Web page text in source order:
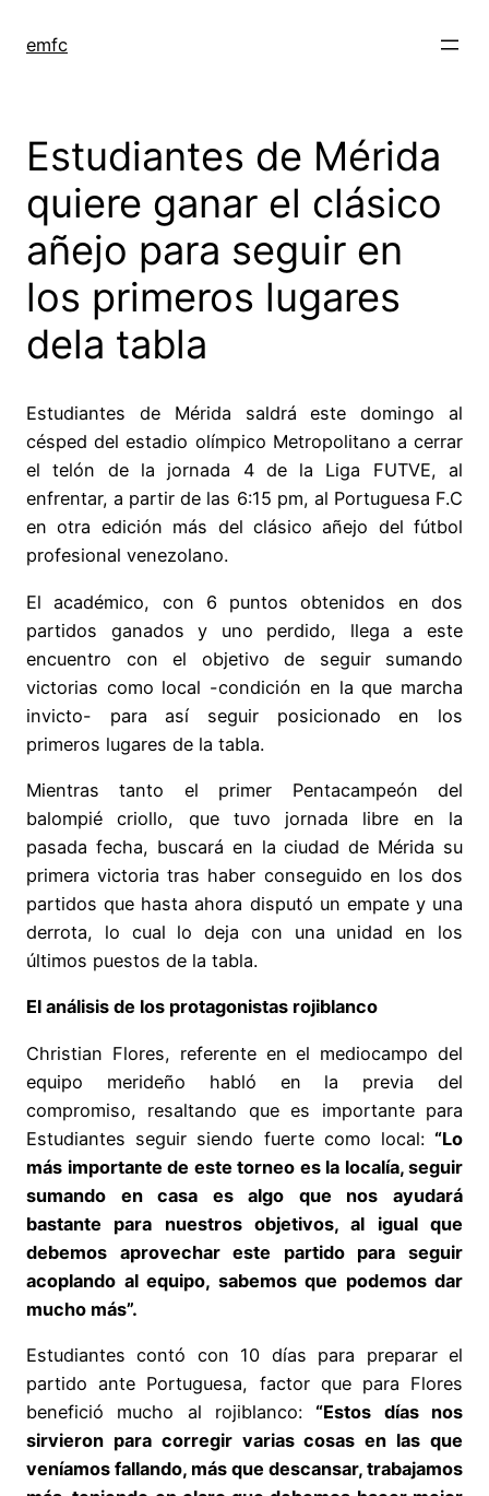
emfc
Estudiantes de Mérida
quiere ganar el clásico
añejo para seguir en
los primeros lugares
dela tabla
Estudiantes de Mérida saldrá este domingo al
césped del estadio olímpico Metropolitano a cerrar
el telón de la jornada 4 de la Liga FUTVE, al
enfrentar, a partir de las 6:15 pm, al Portuguesa F.C
en otra edición más del clásico añejo del fútbol
profesional venezolano.
El académico, con 6 puntos obtenidos en dos
partidos ganados y uno perdido, llega a este
encuentro con el objetivo de seguir sumando
victorias como local -condición en la que marcha
invicto- para así seguir posicionado en los
primeros lugares de la tabla.
Mientras tanto el primer Pentacampeón del
balompié criollo, que tuvo jornada libre en la
pasada fecha, buscará en la ciudad de Mérida su
primera victoria tras haber conseguido en los dos
partidos que hasta ahora disputó un empate y una
derrota, lo cual lo deja con una unidad en los
últimos puestos de la tabla.
El análisis de los protagonistas rojiblanco
Christian Flores, referente en el mediocampo del
equipo merideño habló en la previa del
compromiso, resaltando que es importante para
Estudiantes seguir siendo fuerte como local: “Lo
más importante de este torneo es la localía, seguir
sumando en casa es algo que nos ayudará
bastante para nuestros objetivos, al igual que
debemos aprovechar este partido para seguir
acoplando al equipo, sabemos que podemos dar
mucho más”.
Estudiantes contó con 10 días para preparar el
partido ante Portuguesa, factor que para Flores
benefició mucho al rojiblanco:“Estos días nos
sirvieron para corregir varias cosas en las que
veníamos fallando, más que descansar, trabajamos